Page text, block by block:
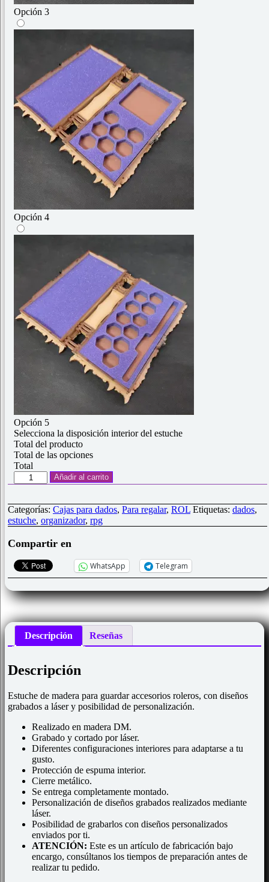
Opción 3
Opción 4
Opción 5
Selecciona la disposición interior del estuche
Total del producto
Total de las opciones
Total
Estuche
"Dungeon
Personalizable.
cantidad
Añadir al carrito
Categorías: Cajas para dados, Para regalar, ROL Etiquetas: dados,
estuche, organizador, rpg
Compartir en
WhatsApp Telegram
Descripción Reseñas
Descripción
Estuche de madera para guardar accesorios roleros, con diseños
grabados a láser y posibilidad de personalización.
Realizado en madera DM.
Grabado y cortado por láser.
Diferentes configuraciones interiores para adaptarse a tu
gusto.
Protección de espuma interior.
Cierre metálico.
Se entrega completamente montado.
Personalización de diseños grabados realizados mediante
láser.
Posibilidad de grabarlos con diseños personalizados
enviados por ti.
ATENCIÓN: Este es un artículo de fabricación bajo
encargo, consúltanos los tiempos de preparación antes de
realizar tu pedido.